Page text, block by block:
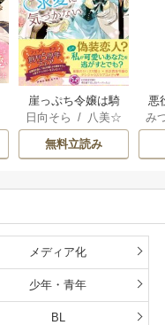
崖っぷち令嬢は騎
士様の求愛に気づ
かない【初回限定S
S付】【イラスト
日向そら / 八美☆
わん
無料立読み
悪
の
み
メディア化
少年・青年
BL